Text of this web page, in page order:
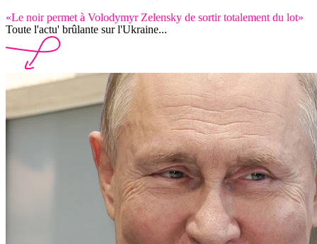
«Le noir permet à Volodymyr Zelensky de sortir totalement du lot»
Toute l'actu' brûlante sur l'Ukraine...